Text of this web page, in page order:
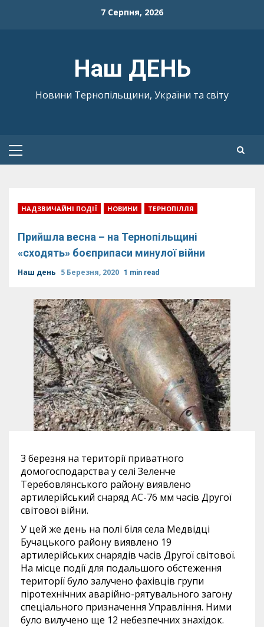
7 Серпня, 2026
Наш ДЕНЬ
Новини Тернопільщини, України та світу
Primary
НАДЗВИЧАЙНІ ПОДІЇ НОВИНИ ТЕРНОПІЛЛЯ
Прийшла весна – на Тернопільщині
«сходять» боєприпаси минулої війни
Наш день 5 Березня, 2020 1 min read
3 березня на території приватного
домогосподарства у селі Зеленче
Теребовлянського району виявлено
артилерійський снаряд АС-76 мм часів Другої
світової війни.
У цей же день на полі біля села Медвідці
Бучацького району виявлено 19
артилерійських снарядів часів Другої світової.
На місце події для подальшого обстеження
території було залучено фахівців групи
піротехнічних аварійно-рятувального загону
спеціального призначення Управління. Ними
було вилучено ще 12 небезпечних знахідок.